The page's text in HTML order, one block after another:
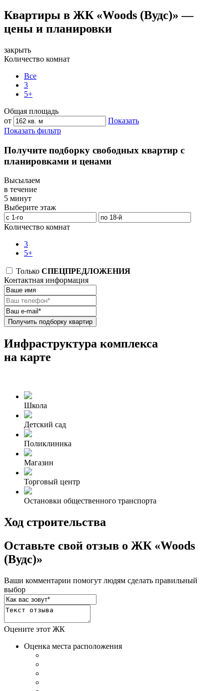
Квартиры в ЖК «Woods (Вудс)» —
цены и планировки
закрыть
Количество комнат
Все
3
5+
Общая площадь
от
Показать
Показать фильтр
Получите подборку свободных квартир с
планировками и ценами
Высылаем
в течение
5 минут
Выберите этаж
Количество комнат
3
5+
Только СПЕЦПРЕДЛОЖЕНИЯ
Контактная информация
Получить подборку квартир
Инфраструктура комплекса
на карте
Школа
Детский сад
Поликлиника
Магазин
Торговый центр
Остановки общественного транспорта
Ход строительства
Оставьте свой отзыв о ЖК «Woods
(Вудс)»
Ваши комментарии помогут людям сделать правильный
выбор
Оцените этот ЖК
Оценка места расположения